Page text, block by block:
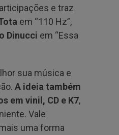
e traz
em “110 Hz”,
Dinucci em “Essa
sua música e
A ideia também
em vinil, CD e K7,
Vale
uma forma